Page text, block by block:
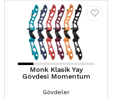
Monk Klasik Yay
Gövdesi Momentum
Gövdeler